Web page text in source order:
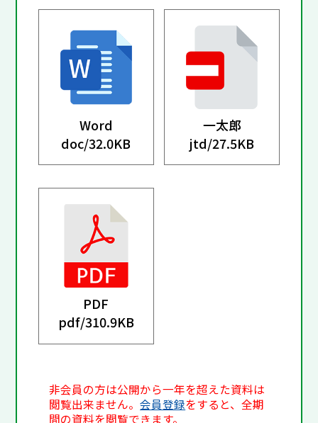
Word
doc/32.0KB
一太郎
jtd/27.5KB
PDF
pdf/310.9KB
非会員の方は公開から一年を超えた資料は
閲覧出来ません。会員登録をすると、全期
間の資料を閲覧できます。